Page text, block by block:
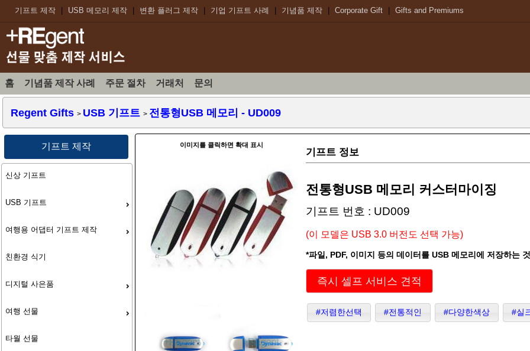
기프트 제작 USB 메모리 제작 변환 플러그 제작 기업 기프트 사례 기념품 제작 Corporate Gift Gifts and Premiums
홈 기념품 제작 사례 주문 절차 거래처 문의
Regent Gifts > USB 기프트 > 전통형USB 메모리 - UD009
기프트 제작
신상 기프트
USB 기프트
여행용 어댑터 기프트 제작
친환경 식기
디지털 사은품
여행 선물
타월 선물
이미지를 클릭하면 확대 표시
기프트 정보
전통형USB 메모리 커스터마이징
기프트 번호 : UD009
(이 모델은 USB 3.0 버전도 선택 가능)
*파일, PDF, 이미지 등의 데이터를 USB 메모리에 저장하는
즉시 셀프 서비스 견적
#저렴한선택 #전통적인 #다양한색상 #실